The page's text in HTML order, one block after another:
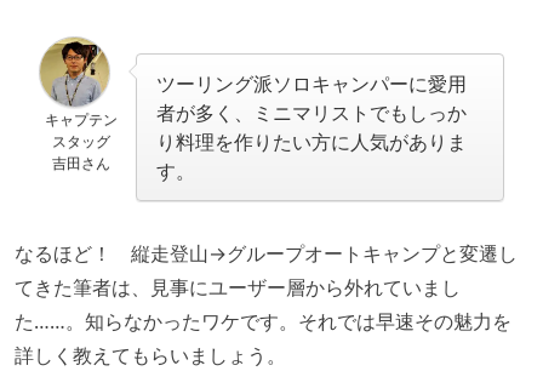
キャプテン
スタッグ
吉田さん
ツーリング派ソロキャンパーに愛用
者が多く、ミニマリストでもしっか
り料理を作りたい方に人気がありま
す。
なるほど！ 縦走登山→グループオートキャンプと変遷し
てきた筆者は、見事にユーザー層から外れていまし
た……。知らなかったワケです。それでは早速その魅力を
詳しく教えてもらいましょう。